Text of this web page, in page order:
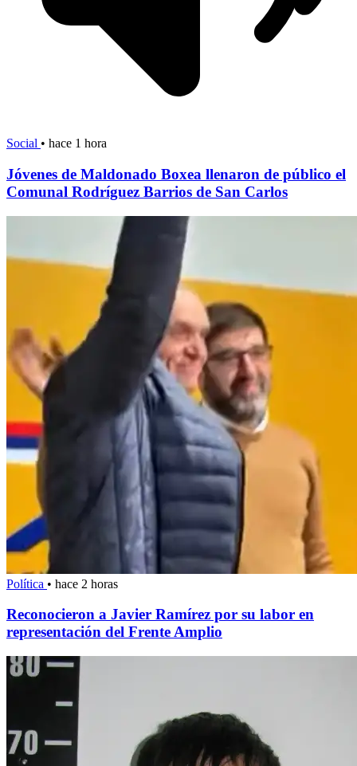
Social • hace 1 hora
Jóvenes de Maldonado Boxea llenaron de público el
Comunal Rodríguez Barrios de San Carlos
Política • hace 2 horas
Reconocieron a Javier Ramírez por su labor en
representación del Frente Amplio